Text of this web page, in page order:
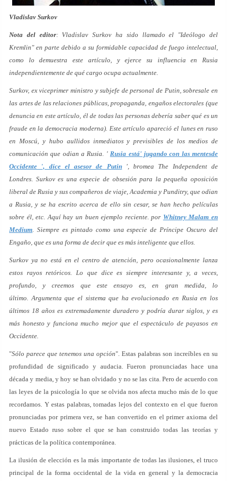
Vladislav Surkov
Nota del editor: Vladislav Surkov ha sido llamado el "Ideólogo del
Kremlin" en parte debido a su formidable capacidad de fuego intelectual,
como lo demuestra este artículo, y ejerce su influencia en Rusia
independientemente de qué cargo ocupa actualmente.
Surkov, ex viceprimer ministro y subjefe de personal de Putin, sobresale en
las artes de las relaciones públicas, propaganda, engaños electorales (que
denuncia en este artículo, él de todas las personas debería saber qué es un
fraude en la democracia moderna). Este artículo apareció el lunes en ruso
en Moscú, y hubo aullidos inmediatos y previsibles de los medios de
comunicación que odian a Rusia. 'Rusia está' jugando con las mentesde
Occidente ', dice el asesor de Putin', bromea The Independent de
Londres. Surkov es una especie de obsesión para la pequeña oposición
liberal de Rusia y sus compañeros de viaje, Academia y Punditry, que odian
a Rusia, y se ha escrito acerca de ello sin cesar, se han hecho películas
sobre él, etc. Aquí hay un buen ejemplo reciente. por Whitney Malam en
Medium. Siempre es pintado como una especie de Príncipe Oscuro del
Engaño, que es una forma de decir que es más inteligente que ellos.
Surkov ya no está en el centro de atención, pero ocasionalmente lanza
estos rayos retóricos. Lo que dice es siempre interesante y, a veces,
profundo, y creemos que este ensayo es, en gran medida, lo
último. Argumenta que el sistema que ha evolucionado en Rusia en los
últimos 18 años es extremadamente duradero y podría durar siglos, y es
más honesto y funciona mucho mejor que el espectáculo de payasos en
Occidente.
"Sólo parece que tenemos una opción". Estas palabras son increíbles en su
profundidad de significado y audacia. Fueron pronunciadas hace una
década y media, y hoy se han olvidado y no se las cita. Pero de acuerdo con
las leyes de la psicología lo que se olvida nos afecta mucho más de lo que
recordamos. Y estas palabras, tomadas lejos del contexto en el que fueron
pronunciadas por primera vez, se han convertido en el primer axioma del
nuevo Estado ruso sobre el que se han construido todas las teorías y
prácticas de la política contemporánea.
La ilusión de elección es la más importante de todas las ilusiones, el truco
principal de la forma occidental de la vida en general y la democracia